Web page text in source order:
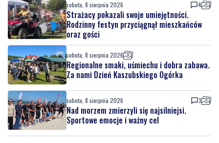
sobota, 8 sierpnia 2026 4
Strażacy pokazali swoje umiejętności.
Rodzinny festyn przyciągnął mieszkańców
oraz gości
sobota, 8 sierpnia 2026
Regionalne smaki, uśmiechu i dobra zabawa.
Za nami Dzień Kaszubskiego Ogórka
sobota, 8 sierpnia 2026 3
Nad morzem zmierzyli się najsilniejsi.
Sportowe emocje i ważny cel